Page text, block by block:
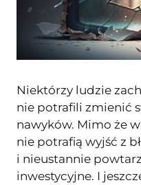
Niektórzy ludzie
nie potrafili zmienić
nawyków. Mimo że
nie potrafią wyjść z
i nieustannie
inwestycyjne. I